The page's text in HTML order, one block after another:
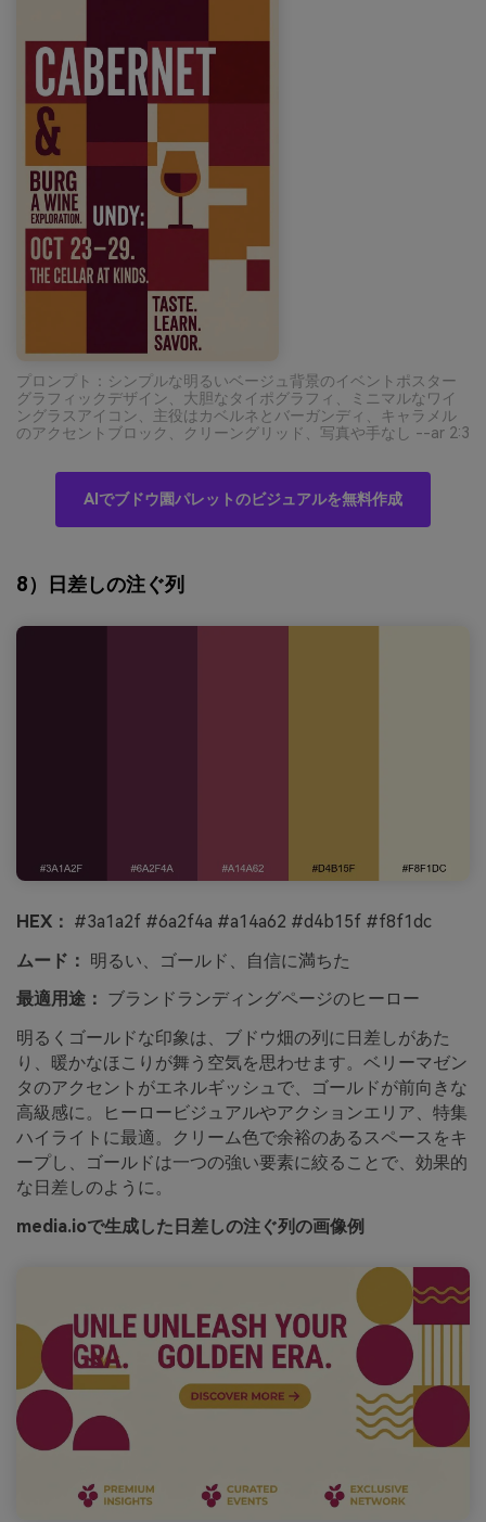
プロンプト：シンプルな明るいベージュ背景のイベントポスター
グラフィックデザイン、大胆なタイポグラフィ、ミニマルなワイ
ングラスアイコン、主役はカベルネとバーガンディ、キャラメル
のアクセントブロック、クリーングリッド、写真や手なし --ar 2:3
AIでブドウ園パレットのビジュアルを無料作成
8）日差しの注ぐ列
HEX： #3a1a2f #6a2f4a #a14a62 #d4b15f #f8f1dc
ムード： 明るい、ゴールド、自信に満ちた
最適用途： ブランドランディングページのヒーロー
明るくゴールドな印象は、ブドウ畑の列に日差しがあた
り、暖かなほこりが舞う空気を思わせます。ベリーマゼン
タのアクセントがエネルギッシュで、ゴールドが前向きな
高級感に。ヒーロービジュアルやアクションエリア、特集
ハイライトに最適。クリーム色で余裕のあるスペースをキ
ープし、ゴールドは一つの強い要素に絞ることで、効果的
な日差しのように。
media.ioで生成した日差しの注ぐ列の画像例